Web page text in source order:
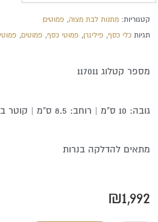
קטגוריות: מתנות לבת מצוה,פמוטים
תגיות כלי כסף,פיליגרן,פמוטי כסף,פמוטים,
מספר קטלוג 117011
גובה: 10 ס"מ | רוחב: 8.5 ס"מ | קוטר בסיס : 5 ס"מ
מתאים להדלקה בנרות
₪1,992